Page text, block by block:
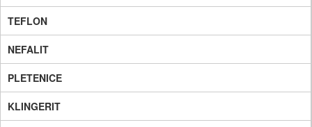
TEFLON
NEFALIT
PLETENICE
KLINGERIT